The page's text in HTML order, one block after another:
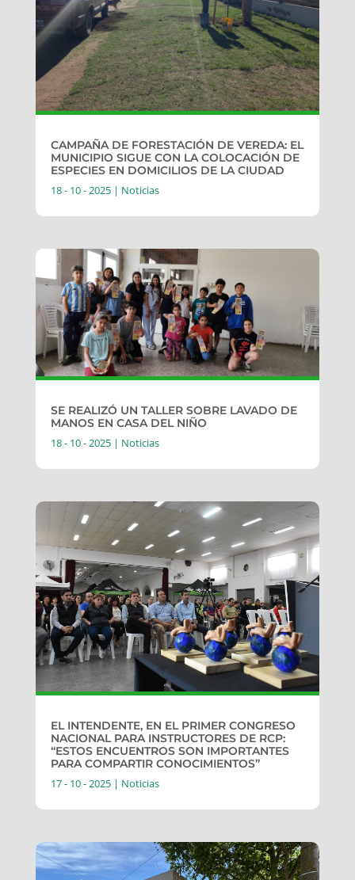
CAMPAÑA DE FORESTACIÓN DE VEREDA: EL
MUNICIPIO SIGUE CON LA COLOCACIÓN DE
ESPECIES EN DOMICILIOS DE LA CIUDAD
18 - 10 - 2025| Noticias
SE REALIZÓ UN TALLER SOBRE LAVADO DE
MANOS EN CASA DEL NIÑO
18 - 10 - 2025| Noticias
EL INTENDENTE, EN EL PRIMER CONGRESO
NACIONAL PARA INSTRUCTORES DE RCP:
“ESTOS ENCUENTROS SON IMPORTANTES
PARA COMPARTIR CONOCIMIENTOS”
17 - 10 - 2025| Noticias